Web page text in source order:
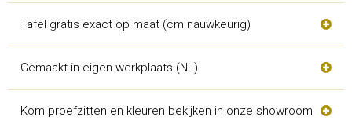
Tafel gratis exact op maat (cm nauwkeurig)
Gemaakt in eigen werkplaats (NL)
Kom proefzitten en kleuren bekijken in onze showroom